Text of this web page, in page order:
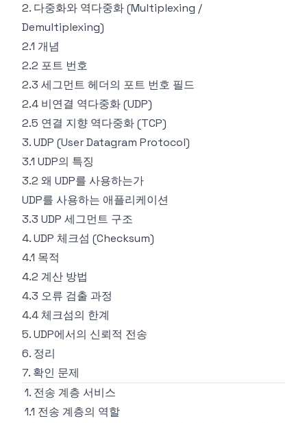
2. 다중화와 역다중화 (Multiplexing /
Demultiplexing)
2.1 개념
2.2 포트 번호
2.3 세그먼트 헤더의 포트 번호 필드
2.4 비연결 역다중화 (UDP)
2.5 연결 지향 역다중화 (TCP)
3. UDP (User Datagram Protocol)
3.1 UDP의 특징
3.2 왜 UDP를 사용하는가
UDP를 사용하는 애플리케이션
3.3 UDP 세그먼트 구조
4. UDP 체크섬 (Checksum)
4.1 목적
4.2 계산 방법
4.3 오류 검출 과정
4.4 체크섬의 한계
5. UDP에서의 신뢰적 전송
6. 정리
7. 확인 문제
1. 전송 계층 서비스
1.1 전송 계층의 역할